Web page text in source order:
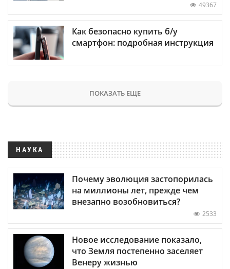
49367
Как безопасно купить б/у
смартфон: подробная инструкция
ПОКАЗАТЬ ЕЩЕ
НАУКА
Почему эволюция застопорилась
на миллионы лет, прежде чем
внезапно возобновиться?
2533
Новое исследование показало,
что Земля постепенно заселяет
Венеру жизнью